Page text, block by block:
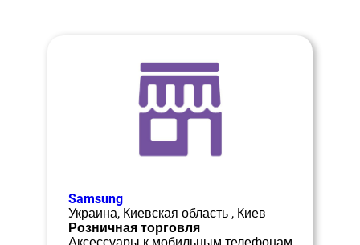
Samsung
Украина, Киевская область , Киев
Розничная торговля